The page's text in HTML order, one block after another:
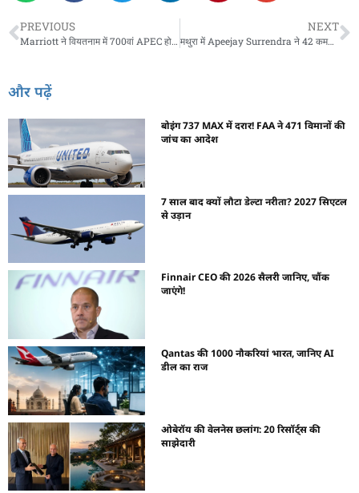
PREVIOUS
Marriott ने वियतनाम में 700वां APEC होटल खोला — वजह?
NEXT
मथुरा में Apeejay Surrendra ने 42 कमरों वाले होटल प्रोजेक्ट के लिए MoU साइन किया
और पढ़ें
बोइंग 737 MAX में दरार! FAA ने 471 विमानों की
जांच का आदेश
7 साल बाद क्यों लौटा डेल्टा नरीता? 2027 सिएटल
से उड़ान
Finnair CEO की 2026 सैलरी जानिए, चौंक
जाएंगे!
Qantas की 1000 नौकरियां भारत, जानिए AI
डील का राज
ओबेरॉय की वेलनेस छलांग: 20 रिसॉर्ट्स की
साझेदारी